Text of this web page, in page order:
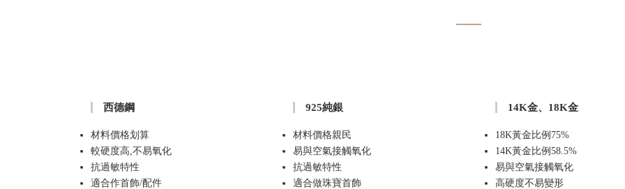
西德鋼
材料價格划算
較硬度高,不易氧化
抗過敏特性
適合作首飾/配件
925純銀
材料價格親民
易與空氣接觸氧化
抗過敏特性
適合做珠寶首飾
14K金、18K金
18K黃金比例75%
14K黃金比例58.5%
易與空氣接觸氧化
高硬度不易變形